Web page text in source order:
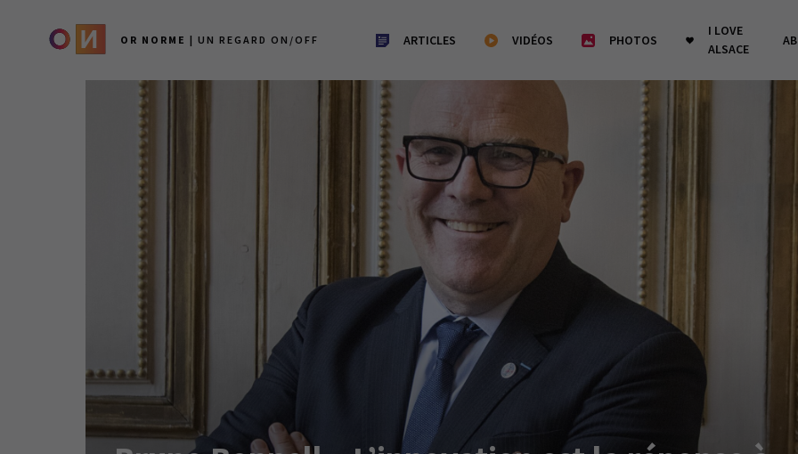
OR NORME | UN REGARD ON/OFF ARTICLES VIDÉOS PHOTOS
I LOVE
ALSACE